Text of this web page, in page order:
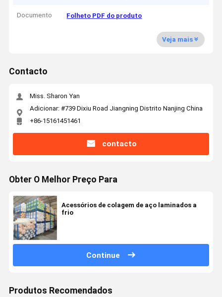
Documento Folheto PDF do produto
Veja mais
Contacto
Miss. Sharon Yan
Adicionar: #739 Dixiu Road Jiangning Distrito Nanjing China
+86-15161451461
contacto
Obter O Melhor Preço Para
Acessórios de colagem de aço laminados a
frio
Continue
Produtos Recomendados